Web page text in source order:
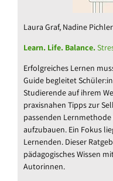
Laura Graf, Nadine Pichler
Learn. Life. Balance.
Erfolgreiches Lernen
Guide begleitet
Studierende auf ihrem
praxisnahen Tipps zur
passenden
aufzubauen. Ein Fokus
Lernenden. Dieser
pädagogisches Wissen
Autorinnen.